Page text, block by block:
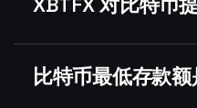
比特币最低存款